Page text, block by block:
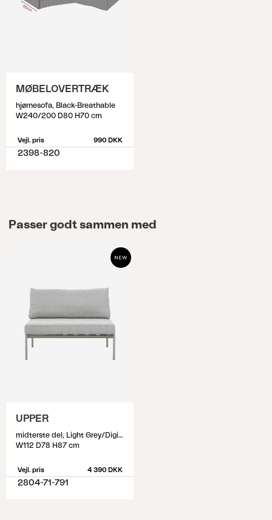
MØBELOVERTRÆK
hjørnesofa, Black-Breathable
W240/200 D80 H70 cm
Vejl. pris 990 DKK
2398-820
Passer godt sammen med
UPPER
midterste del, Light Grey/Digi Grey
W112 D78 H87 cm
Vejl. pris 4 390 DKK
2804-71-791